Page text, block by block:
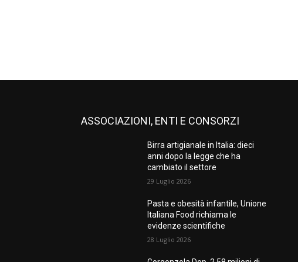
ASSOCIAZIONI, ENTI E CONSORZI
Birra artigianale in Italia: dieci
anni dopo la legge che ha
cambiato il settore
29 Luglio 2026
Pasta e obesità infantile, Unione
Italiana Food richiama le
evidenze scientifiche
28 Luglio 2026